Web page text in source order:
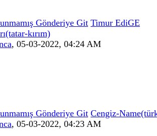
Timur EdiGE
kırım)
, 05-03-2022, 04:24 AM
Cengiz-
, 05-03-2022, 04:23 AM